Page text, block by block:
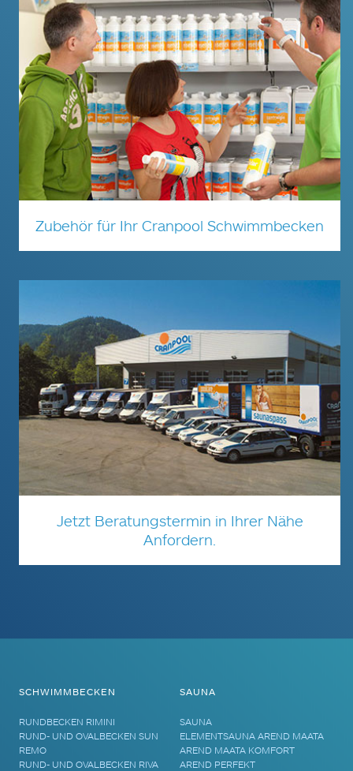
Zubehör für Ihr Cranpool Schwimmbecken
Jetzt Beratungstermin in Ihrer Nähe
Anfordern.
SCHWIMMBECKEN
RUNDBECKEN RIMINI
RUND- UND OVALBECKEN SUN
REMO
RUND- UND OVALBECKEN RIVA
SAUNA
SAUNA
ELEMENTSAUNA AREND MAATA
AREND MAATA KOMFORT
AREND PERFEKT